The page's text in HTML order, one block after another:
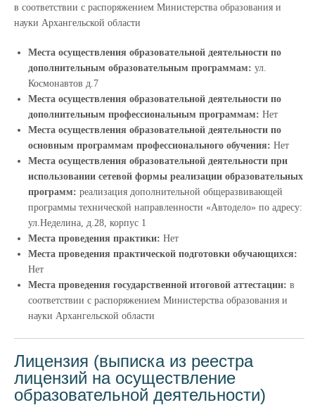
в соответствии с распоряжением Министерства образования и
науки Архангельской области
Места осуществления образовательной деятельности по
дополнительным образовательным программам: ул.
Космонавтов д.7
Места осуществления образовательной деятельности по
дополнительным профессиональным программам: Нет
Места осуществления образовательной деятельности по
основным программам профессионального обучения: Нет
Места осуществления образовательной деятельности при
использовании сетевой формы реализации образовательных
программ: реализация дополнительной общеразвивающей
программы технической направленности «Автодело» по адресу:
ул.Неделина, д.28, корпус 1
Места проведения практики: Нет
Места проведения практической подготовки обучающихся:
Нет
Места проведения государственной итоговой аттестации: в
соответствии с распоряжением Министерства образования и
науки Архангельской области
Лицензия (выписка из реестра
лицензий на осуществление
образовательной деятельности)